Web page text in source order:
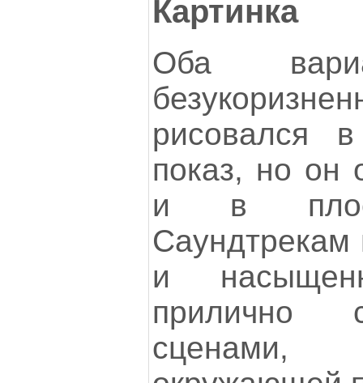
Картинка
Оба
рисовался
показ, но он
и в
Саундтрекам
и
прилично